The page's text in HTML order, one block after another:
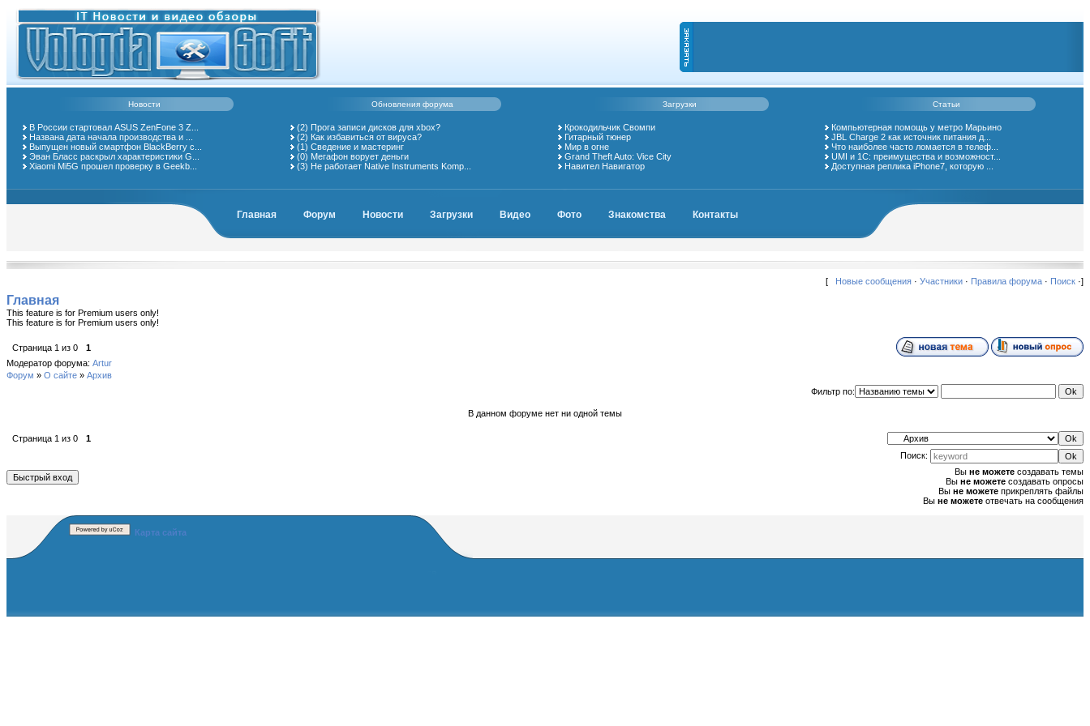
Новости Обновления форума Загрузки Статьи
В России стартовал ASUS ZenFone 3 Z...
Названа дата начала производства и ...
Выпущен новый смартфон BlackBerry с...
Эван Бласс раскрыл характеристики G...
Xiaomi Mi5G прошел проверку в Geekb...
(2) Прога записи дисков для xbox?
(2) Как избавиться от вируса?
(1) Сведение и мастеринг
(0) Мегафон ворует деньги
(3) Не работает Native Instruments Komp...
Крокодильчик Свомпи
Гитарный тюнер
Мир в огне
Grand Theft Auto: Vice City
Навител Навигатор
Компьютерная помощь у метро Марьино
JBL Charge 2 как источник питания д...
Что наиболее часто ломается в телеф...
UMI и 1С: преимущества и возможност...
Доступная реплика iPhone7, которую ...
Главная Форум Новости Загрузки Видео Фото Знакомства Контакты
[ Новые сообщения · Участники · Правила форума · Поиск ·]
Главная
This feature is for Premium users only!
This feature is for Premium users only!
Страница 1 из 0
1
Модератор форума: Artur
Форум » О сайте » Архив
Фильтр по:
В данном форуме нет ни одной темы
Страница 1 из 0
1
Поиск:
Вы не можете создавать темы
Вы не можете создавать опросы
Вы не можете прикреплять файлы
Вы не можете отвечать на сообщения
Карта сайта